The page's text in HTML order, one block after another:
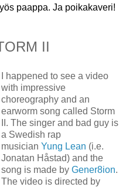
paappa. Ja poikakaveri!
II
I happened to see a video
with impressive
choreography and an
earworm song called Storm
II. The singer and bad guy is
a Swedish rap
musician Yung Lean (i.e.
Jonatan Håstad) and the
song is made by Gener8ion.
The video is directed by